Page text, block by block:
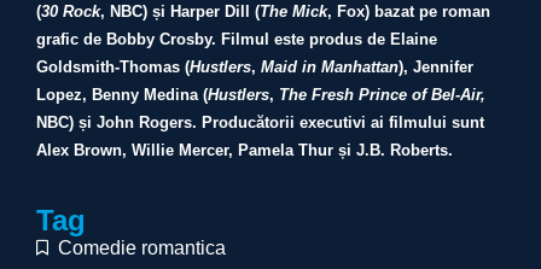
(30 Rock, NBC) și Harper Dill (The Mick, Fox) bazat pe roman
grafic de Bobby Crosby. Filmul este produs de Elaine
Goldsmith-Thomas (Hustlers, Maid in Manhattan), Jennifer
Lopez, Benny Medina (Hustlers, The Fresh Prince of Bel-Air,
NBC) și John Rogers. Producătorii executivi ai filmului sunt
Alex Brown, Willie Mercer, Pamela Thur și J.B. Roberts.
Tag
Comedie romantica